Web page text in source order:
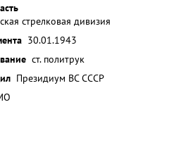
стрелковая дивизия
30.01.1943
ст. политрук
Президиум ВС СССР